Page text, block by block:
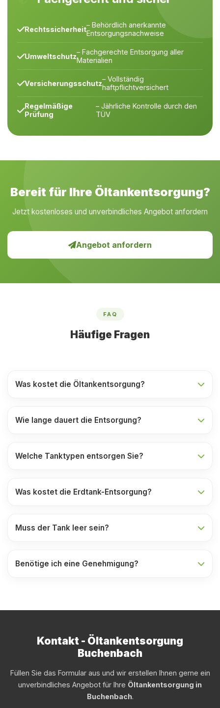
Rechtssicherheit– Behördlich anerkannte
Entsorgungsnachweise
Umweltschutz– Fachgerechte Entsorgung aller
Materialien
Versicherungsschutz– Vollständig
haftpflichtversichert
Regelmäßige
Prüfung
– Jährliche Kontrolle durch den
TÜV
Bereit für Ihre Öltankentsorgung?
Jetzt kostenloses und unverbindliches Angebot anfordern
Angebot anfordern
FAQ
Häufige Fragen
Was kostet die Öltankentsorgung?
Wie lange dauert die Entsorgung?
Welche Tanktypen entsorgen Sie?
Was kostet die Erdtank-Entsorgung?
Muss der Tank leer sein?
Benötige ich eine Genehmigung?
Kontakt - Öltankentsorgung
Buchenbach
Füllen Sie das Formular aus und wir erstellen Ihnen gerne ein
unverbindliches Angebot für Ihre Öltankentsorgung in
Buchenbach.